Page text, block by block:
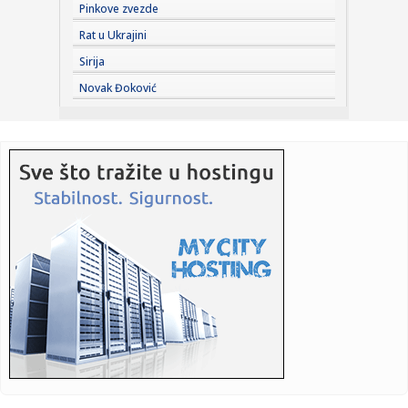
10:25:Pakao u Peščari, herojska borba vatrogasaca! Dačić:
"Umorni j...
10:25:Sombor: Dunav kod Bezdana u blagom porastu, vodostaj
danas -158 c...
10:17: Vučić dočekao Zelenskog i najavio fabriku dronova sa
Izraelom
10:16:
10:16:U Srpskoj rođeno 20 beba
10:16:Ugašen požar u saudijskoj rafineriji Džazan
10:16:Maloljetnik uhapšen u Ljubinju: Osumnjičen da je povrijedio
pol...
Pinkove zvezde
Rat u Ukrajini
Sirija
Novak Đoković